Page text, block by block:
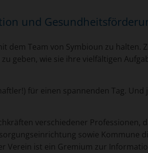
und
dem Team von Symbioun zu halten.
geben, wie sie ihre vielfältigen
für einen spannenden Tag. Und
verschiedener Professionen,
sowie Kommune
Verein ist ein Gremium zur